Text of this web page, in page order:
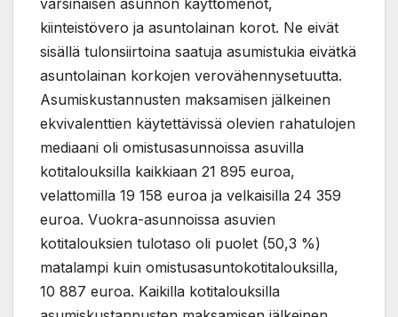
kiinteistövero ja asuntolainan korot. Ne eivät
sisällä tulonsiirtoina saatuja asumistukia eivätkä
asuntolainan korkojen verovähennysetuutta.
Asumiskustannusten maksamisen jälkeinen
ekvivalenttien käytettävissä olevien rahatulojen
mediaani oli omistusasunnoissa asuvilla
kotitalouksilla kaikkiaan 21 895 euroa,
velattomilla 19 158 euroa ja velkaisilla 24 359
euroa. Vuokra-asunnoissa asuvien
kotitalouksien tulotaso oli puolet (50,3 %)
matalampi kuin omistusasuntokotitalouksilla,
10 887 euroa. Kaikilla kotitalouksilla